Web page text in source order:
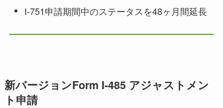
I-751申請期間中のステータスを48ヶ月間延長
新バージョンForm I-485 アジャストメン
ト申請